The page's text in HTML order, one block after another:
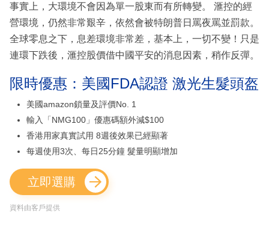
事實上，大環境不會因為單一股東而有所轉變。 滙控的經
營環境，仍然非常艱辛，依然會被特朗普日罵夜罵並罰款。
全球零息之下，息差環境非常差，基本上，一切不變！只是
連環下跌後，滙控股價借中國平安的消息因素，稍作反彈。
限時優惠：美國FDA認證 激光生髮頭盔
美國amazon鎖量及評價No. 1
輸入「NMG100」優惠碼額外減$100
香港用家真實試用 8週後效果已經顯著
每週使用3次、每日25分鐘 髮量明顯增加
立即選購
資料由客戶提供